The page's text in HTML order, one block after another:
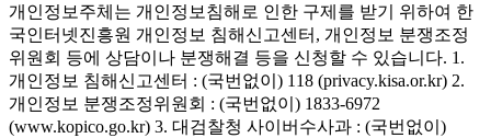
개인정보주체는 개인정보침해로 인한 구제를 받기 위하여 한
국인터넷진흥원 개인정보 침해신고센터, 개인정보 분쟁조정
위원회 등에 상담이나 분쟁해결 등을 신청할 수 있습니다. 1.
개인정보 침해신고센터 : (국번없이) 118 (privacy.kisa.or.kr) 2.
개인정보 분쟁조정위원회 : (국번없이) 1833-6972
(www.kopico.go.kr) 3. 대검찰청 사이버수사과 : (국번없이)